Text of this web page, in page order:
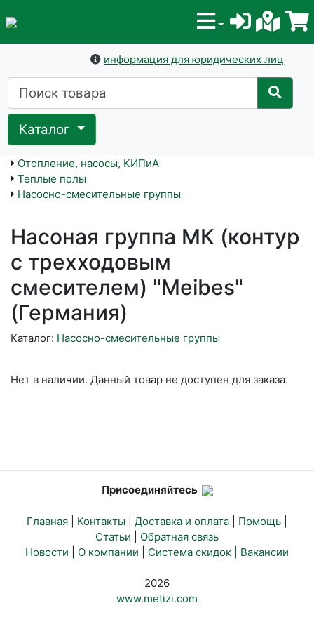
информация для юридических лиц
Каталог
Отопление, насосы, КИПиА
Теплые полы
Насосно-смесительные группы
Насоная группа МК (контур
с трехходовым
смесителем) "Meibes"
(Германия)
Каталог: Насосно-смесительные группы
Нет в наличии. Данный товар не доступен для заказа.
Присоединяйтесь
Главная Контакты Доставка и оплата Помощь
Статьи
Обратная связь
Новости
О компании Система скидок | Вакансии
2026
www.metizi.com